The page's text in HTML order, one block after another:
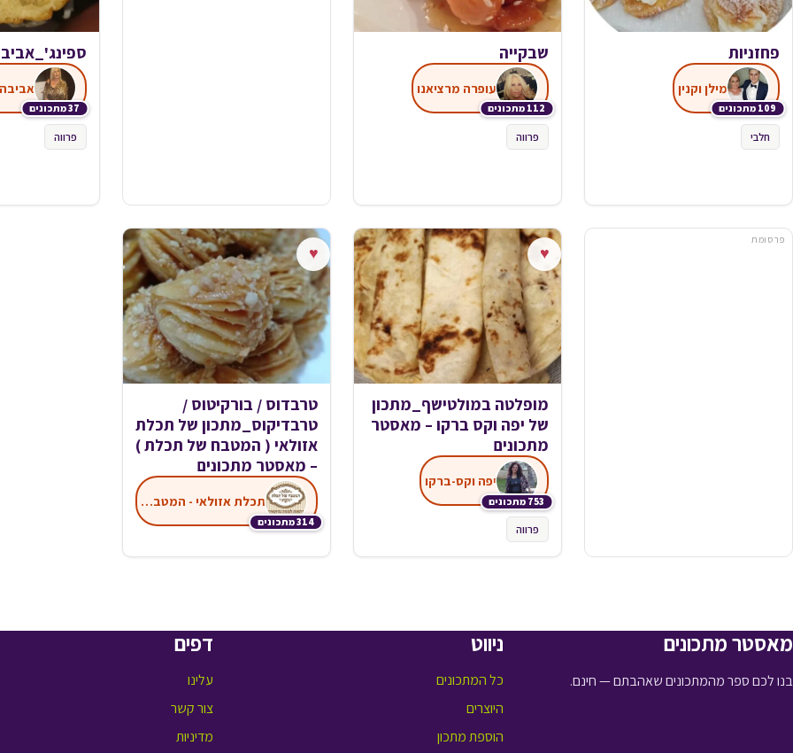
פחזניות
109 מתכונים
מילן וקנין
חלבי
שבקייה
112 מתכונים
עופרה מרציאנו
פרווה
37 מתכונים
פרווה
פרסומת
♥
מופלטה במולטישף_מתכון
של יפה וקס ברקו – מאסטר
מתכונים
753 מתכונים
יפה וקס-ברקו
פרווה
♥
טרבדוס / בורקיטוס /
טרבדיקוס_מתכון של תכלת
אזולאי ( המטבח של תכלת )
– מאסטר מתכונים
314 מתכונים
תכלת אזולאי - המטבח של תכלת
מאסטר מתכונים
בנו לכם ספר מהמתכונים שאהבתם — חינם.
ניווט
כל המתכונים
היוצרים
הוספת מתכון
דפים
עלינו
צור קשר
מדיניות